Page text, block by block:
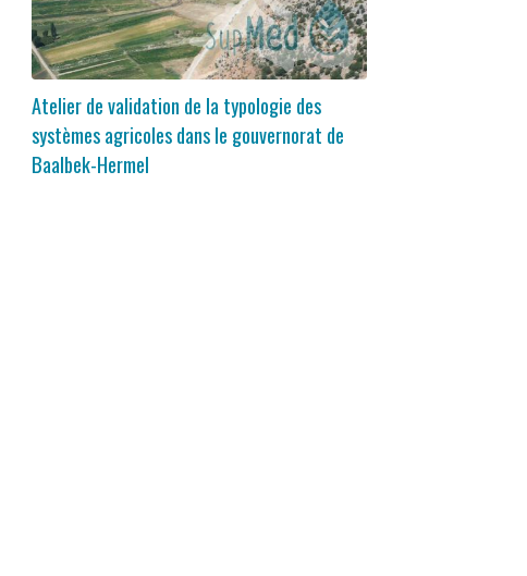
Atelier de validation de la typologie des
systèmes agricoles dans le gouvernorat de
Baalbek-Hermel